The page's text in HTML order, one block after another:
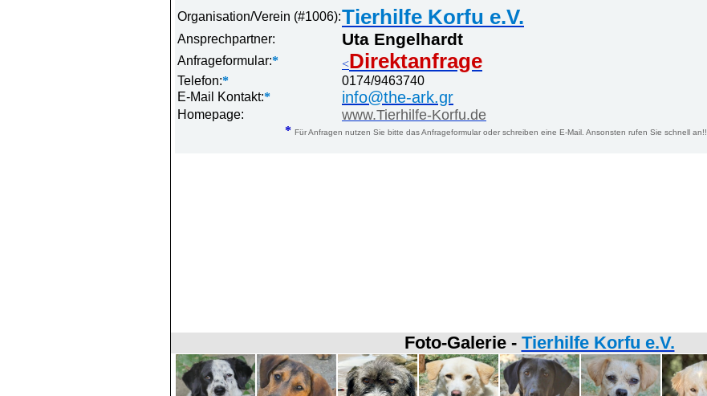
Organisation/Verein (#1006):Tierhilfe Korfu e.V.
Ansprechpartner: Uta Engelhardt
Anfrageformular:* <Direktanfrage
Telefon:*
0174/9463740
E-Mail Kontakt:* info@the-ark.gr
Homepage: www.Tierhilfe-Korfu.de
* Für Anfragen nutzen Sie bitte das Anfrageformular oder schreiben eine E-Mail. Ansonsten rufen Sie schnell an!!
Foto-Galerie - Tierhilfe Korfu e.V.